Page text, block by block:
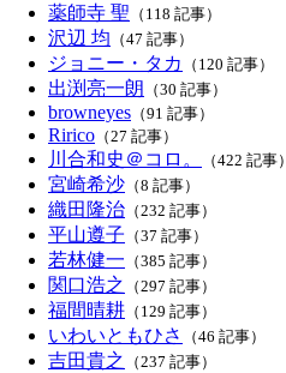
薬師寺 聖 （118 記事）
沢辺 均 （47 記事）
ジョニー・タカ （120 記事）
出渕亮一朗 （30 記事）
browneyes （91 記事）
Ririco （27 記事）
川合和史＠コロ。 （422 記事）
宮崎希沙 （8 記事）
織田隆治 （232 記事）
平山遵子 （37 記事）
若林健一 （385 記事）
関口浩之 （297 記事）
福間晴耕 （129 記事）
いわいともひさ （46 記事）
吉田貴之 （237 記事）